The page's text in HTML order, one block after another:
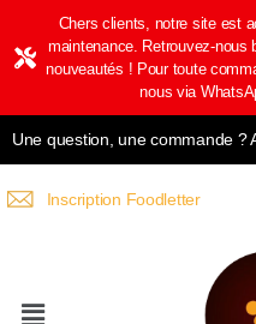
Chers clients, notre site est
maintenance. Retrouvez-nous
nouveautés ! Pour toute
nous via
Une question, une commande ?
Inscription Foodletter